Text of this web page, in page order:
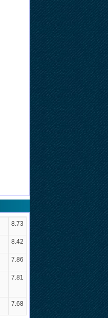
8.73
8.42
7.86
7.81
7.68